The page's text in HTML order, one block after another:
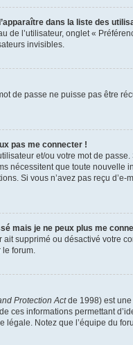
dans la liste des
de l’utilisateur, onglet «
invisibles.
de passe ne puisse pas être
pas me connecter !
et/ou votre mot de
nécessitent que toute nouvelle
Si vous n’avez pas reçu
mais je ne peux plus me
ait supprimé ou désactivé votre
forum.
Protection Actde 1998) est une
ces informations permettant
légale. Notez que l’équipe du